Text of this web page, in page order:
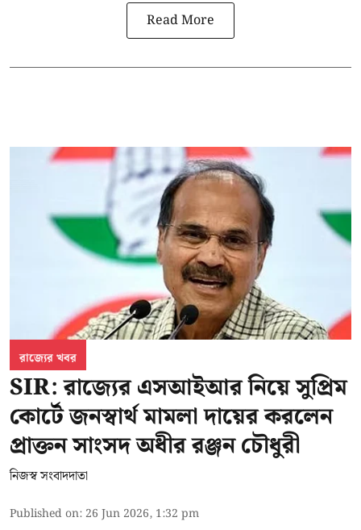
Read More
রাজ্যের খবর
SIR: রাজ্যের এসআইআর নিয়ে সুপ্রিম
কোর্টে জনস্বার্থ মামলা দায়ের করলেন
প্রাক্তন সাংসদ অধীর রঞ্জন চৌধুরী
নিজস্ব সংবাদদাতা
Published on: 26 Jun 2026, 1:32 pm